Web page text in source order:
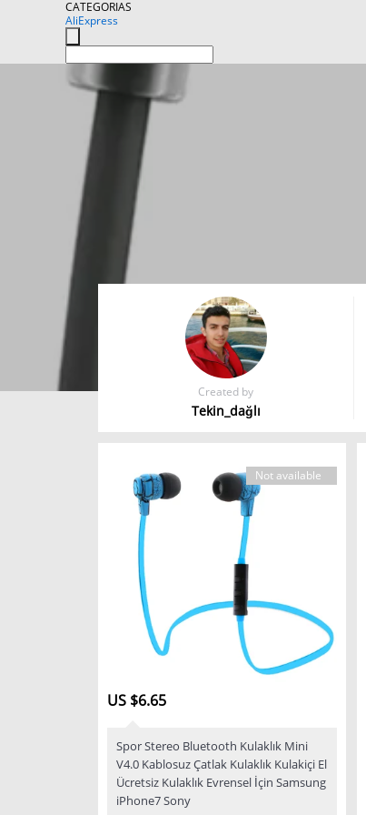
CATEGORIAS
AliExpress
Created by
Tekin_dağlı
Not available
US $6.65
Spor Stereo Bluetooth Kulaklık Mini
V4.0 Kablosuz Çatlak Kulaklık Kulakiçi El
Ücretsiz Kulaklık Evrensel İçin Samsung
iPhone7 Sony